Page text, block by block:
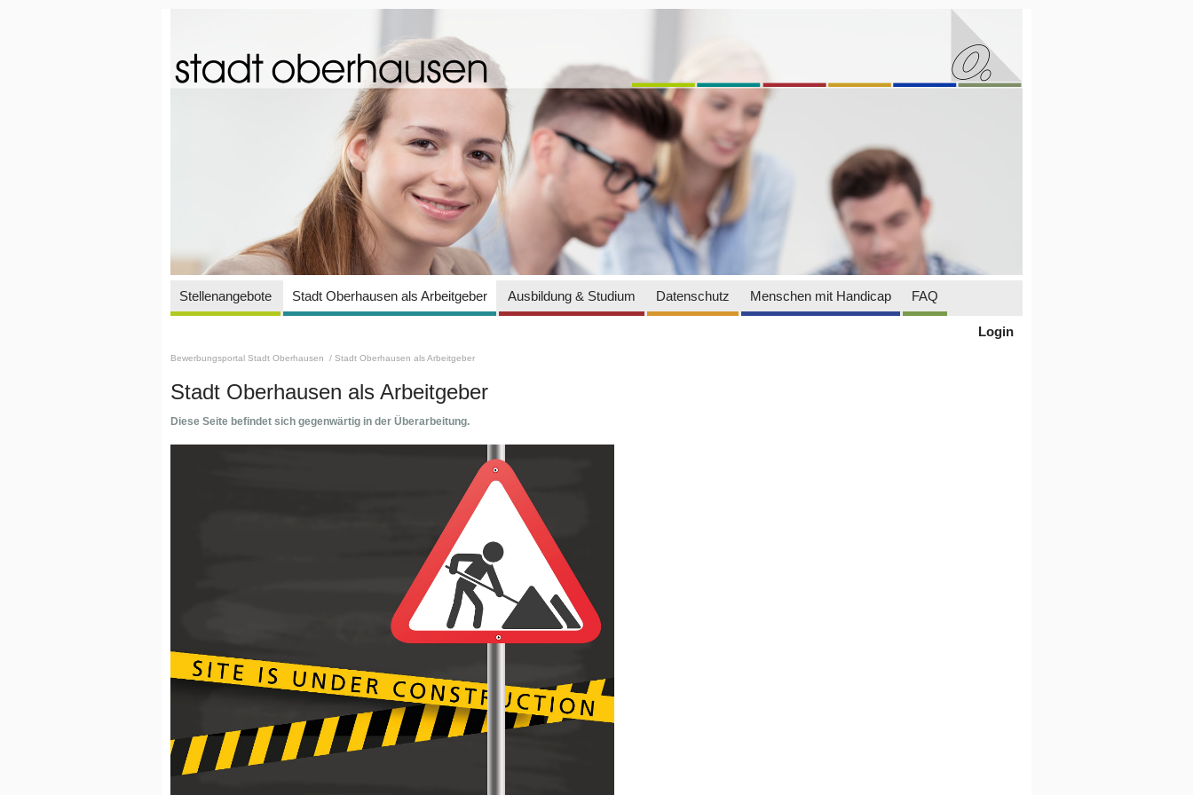
Stellenangebote Stadt Oberhausen als Arbeitgeber Ausbildung & Studium Datenschutz Menschen mit Handicap FAQ
Login
Bewerbungsportal Stadt Oberhausen / Stadt Oberhausen als Arbeitgeber
Stadt Oberhausen als Arbeitgeber
Diese Seite befindet sich gegenwärtig in der Überarbeitung.